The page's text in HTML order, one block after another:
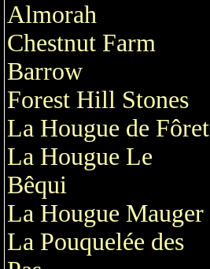
Almorah
Chestnut Farm
Barrow
Forest Hill Stones
La Hougue de Fôret
La Hougue Le
Bêqui
La Hougue Mauger
La Pouquelée des